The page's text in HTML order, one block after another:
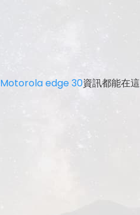
Motorola edge 30資訊都能在這